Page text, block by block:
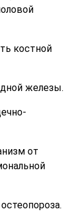
костной
железы.
от